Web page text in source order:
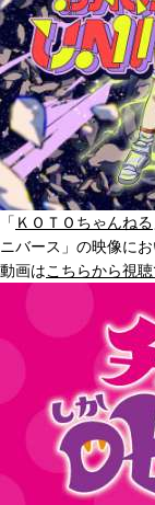
「 ＫＯＴＯちゃんねる
ニバース」の映像に
動画はこちらから視聴